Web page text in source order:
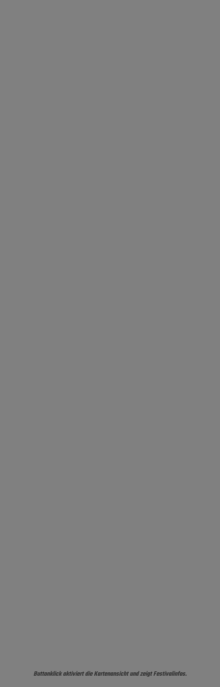
Buttonklick aktiviert die Kartenansicht und zeigt Festivalinfos.